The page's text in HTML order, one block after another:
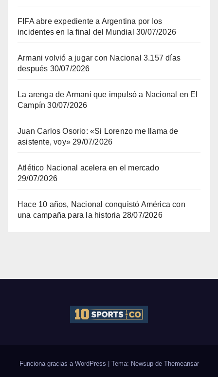
FIFA abre expediente a Argentina por los
incidentes en la final del Mundial 30/07/2026
Armani volvió a jugar con Nacional 3.157 días
después 30/07/2026
La arenga de Armani que impulsó a Nacional en El
Campín 30/07/2026
Juan Carlos Osorio: «Si Lorenzo me llama de
asistente, voy» 29/07/2026
Atlético Nacional acelera en el mercado
29/07/2026
Hace 10 años, Nacional conquistó América con
una campaña para la historia 28/07/2026
Funciona gracias a WordPress Tema: Newsup de Themeansar